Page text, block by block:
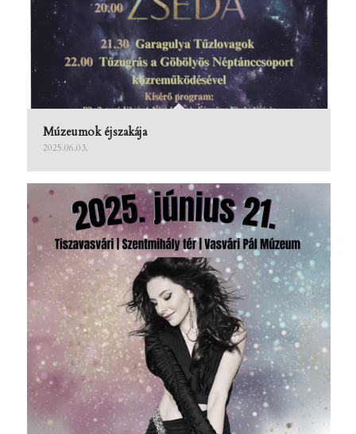
Múzeumok éjszakája
2025.06.03.